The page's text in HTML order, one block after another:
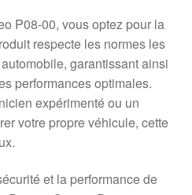
P08-00, vous optez pour la
respecte les normes les
garantissant ainsi
performances optimales.
expérimenté ou un
votre propre véhicule, cette
et la performance de